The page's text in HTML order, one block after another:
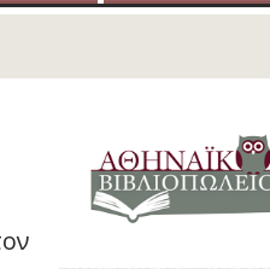
ΑΓΩΝΙΣΤΕΣ
ΑΡΧΙΤΕΚΤΟΝΕΣ
ΕΚΚΛΗΣΙΑΣΤΙΚΟΙ
ΑΝΔΡΕΣ
ΕΛΛΗΝΙΚΕΣ
ΠΡΟΣΩΠΙΚΟΤΗΤΕΣ
ΕΠΙΧΕΙΡΗΜΑΤΙΕΣ